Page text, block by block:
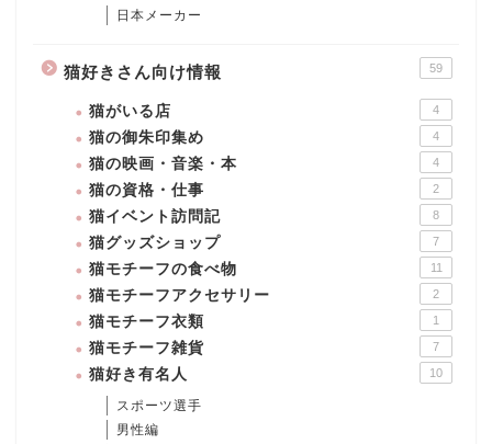
日本メーカー
猫好きさん向け情報 59
猫がいる店 4
猫の御朱印集め 4
猫の映画・音楽・本 4
猫の資格・仕事 2
猫イベント訪問記 8
猫グッズショップ 7
猫モチーフの食べ物 11
猫モチーフアクセサリー 2
猫モチーフ衣類 1
猫モチーフ雑貨 7
猫好き有名人 10
スポーツ選手
男性編